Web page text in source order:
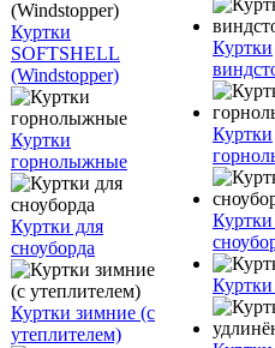
Куртки
SOFTSHELL
(Windstopper)
Куртки
горнолыжные
Куртки для
сноуборда
Куртки зимние (с
утеплителем)
Куртки
Куртки
Куртки